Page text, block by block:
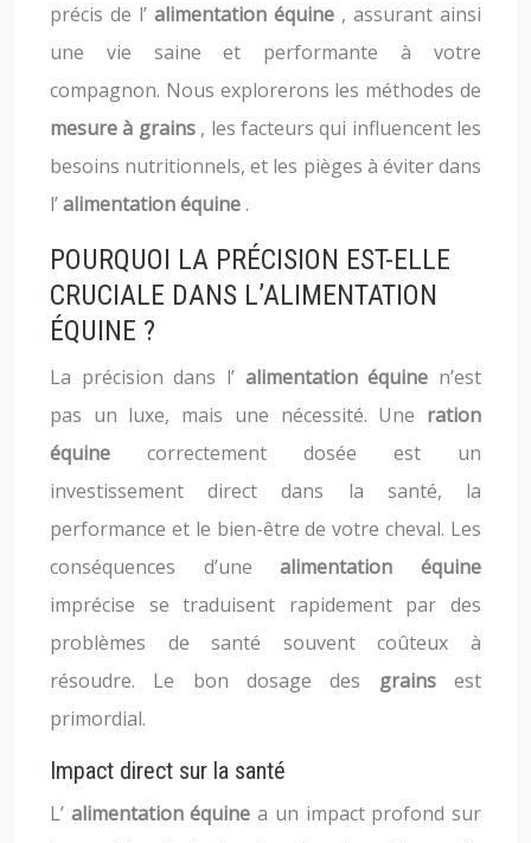
précis de l’ alimentation équine , assurant ainsi
une vie saine et performante à votre
compagnon. Nous explorerons les méthodes de
mesure à grains , les facteurs qui influencent les
besoins nutritionnels, et les pièges à éviter dans
l’alimentation équine.
POURQUOI LA PRÉCISION EST-ELLE
CRUCIALE DANS L’ALIMENTATION
ÉQUINE ?
La précision dans l’ alimentation équine n’est
pas un luxe, mais une nécessité. Une ration
équine correctement dosée est un
investissement direct dans la santé, la
performance et le bien-être de votre cheval. Les
conséquences d’unealimentation équine
imprécise se traduisent rapidement par des
problèmes de santé souvent coûteux à
résoudre. Le bon dosage des grainsest
primordial.
Impact direct sur la santé
L’ alimentation équinea un impact profond sur